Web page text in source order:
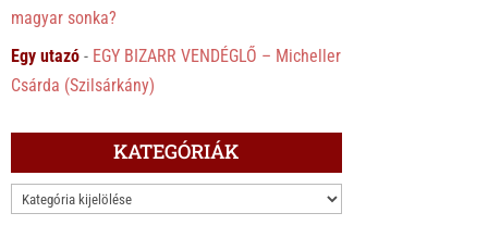
magyar sonka?
Egy utazó - EGY BIZARR VENDÉGLŐ – Micheller
Csárda (Szilsárkány)
KATEGÓRIÁK
KATEGÓRIÁK